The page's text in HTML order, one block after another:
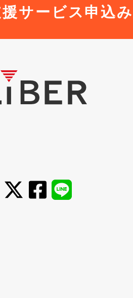
サービス申込み